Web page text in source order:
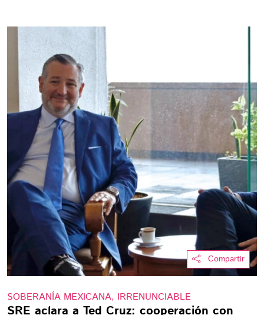
Compartir
SOBERANÍA MEXICANA, IRRENUNCIABLE
SRE aclara a Ted Cruz: cooperación con